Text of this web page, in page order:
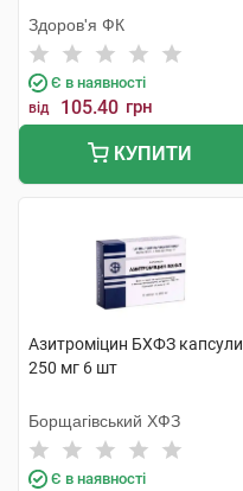
Здоров'я ФК
Є в наявності
від 105.40 грн
КУПИТИ
Азитроміцин БХФЗ капсули
250 мг 6 шт
Борщагівський ХФЗ
Є в наявності